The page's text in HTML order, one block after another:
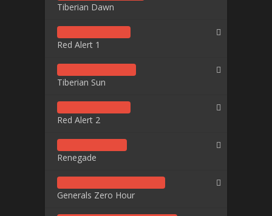
Tiberian Dawn
Red Alert 1
Tiberian Sun
Red Alert 2
Renegade
Generals Zero Hour